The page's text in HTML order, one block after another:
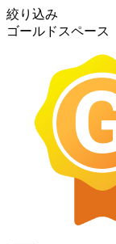
絞り込み
ゴールドスペース